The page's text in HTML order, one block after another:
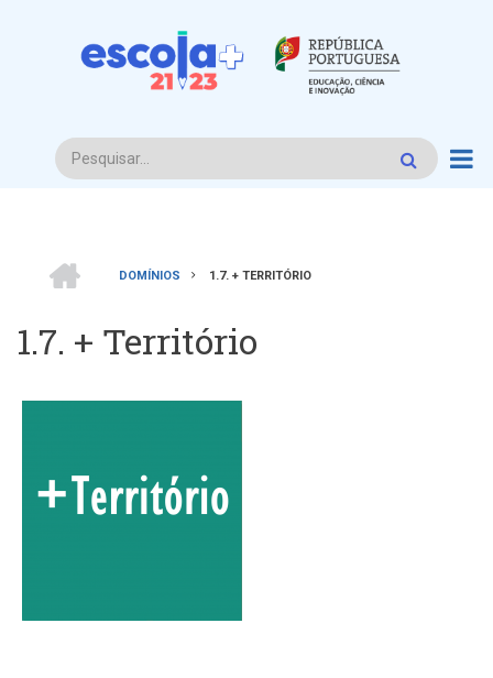
Procurar
estrutural
DOMÍNIOS
1.7. + TERRITÓRIO
1.7. + Território